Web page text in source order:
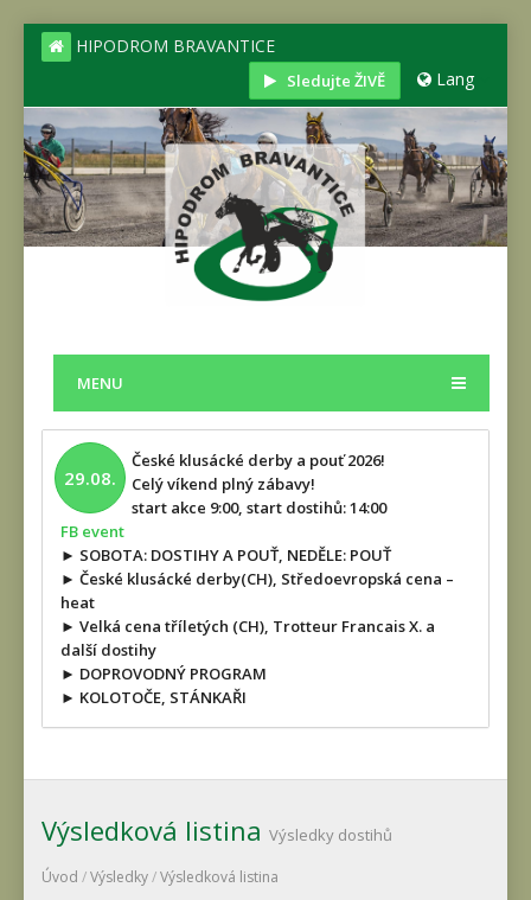
HIPODROM BRAVANTICE
Sledujte ŽIVĚ Lang
MENU
29.08.
České klusácké derby a pouť 2026!
Celý víkend plný zábavy!
start akce 9:00, start dostihů: 14:00
FB event
► SOBOTA: DOSTIHY A POUŤ, NEDĚLE: POUŤ
► České klusácké derby(CH), Středoevropská cena –
heat
► Velká cena tříletých (CH), Trotteur Francais X. a
další dostihy
► DOPROVODNÝ PROGRAM
► KOLOTOČE, STÁNKAŘI
Výsledková listina Výsledky dostihů
Úvod /Výsledky/Výsledková listina